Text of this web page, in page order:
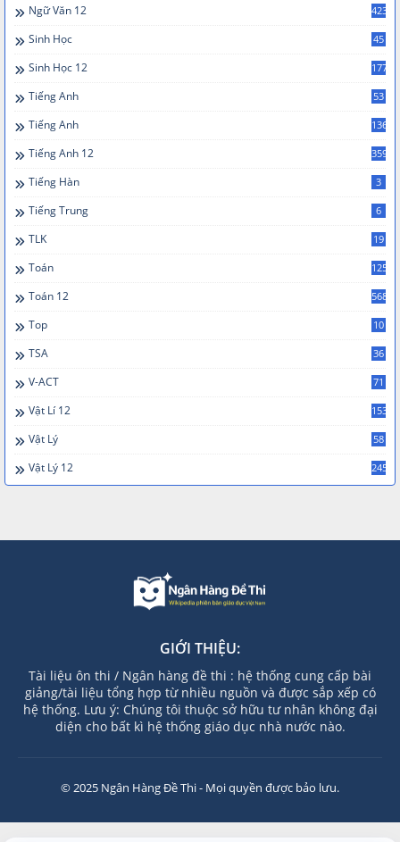
Ngữ Văn 12 423
Sinh Học 45
Sinh Học 12 177
Tiếng Anh 53
Tiếng Anh 136
Tiếng Anh 12 359
Tiếng Hàn 3
Tiếng Trung 6
TLK 19
Toán 125
Toán 12 568
Top 10
TSA 36
V-ACT 71
Vật Lí 12 153
Vật Lý 58
Vật Lý 12 245
GIỚI THIỆU:
Tài liệu ôn thi / Ngân hàng đề thi : hệ thống cung cấp bài
giảng/tài liệu tổng hợp từ nhiều nguồn và được sắp xếp có
hệ thống. Lưu ý: Chúng tôi thuộc sở hữu tư nhân không đại
diện cho bất kì hệ thống giáo dục nhà nước nào.
© 2025 Ngân Hàng Đề Thi - Mọi quyền được bảo lưu.